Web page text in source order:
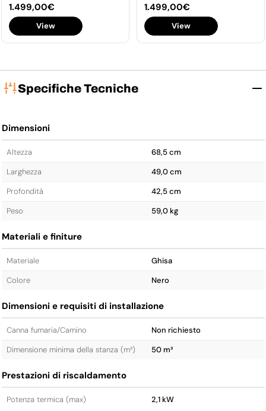
Prezzo
normale
1.499,00€
View
Prezzo
normale
1.499,00€
View
Specifiche Tecniche
Dimensioni
Altezza
68,5 cm
Larghezza
49,0 cm
Profondità
42,5 cm
Peso
59,0 kg
Materiali e finiture
Materiale
Ghisa
Colore
Nero
Dimensioni e requisiti di installazione
Canna fumaria/Camino
Non richiesto
Dimensione minima della stanza (m³)
50 m³
Prestazioni di riscaldamento
Potenza termica (max) 2,1 kW